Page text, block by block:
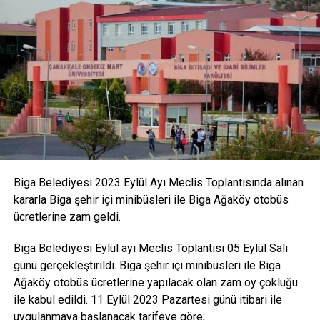
etmişti.
canakkaleninrehberi
Facebook
Mastodon
EmailShare
İLIŞKILI BAŞLIKLAR:
BIR SONRAKI
Sır Cinayeti Polis Çözdü!
KAÇIRMAYIN
Doğan Holding’ten Biga’ya 300 Kişilik Yurt
Biga Belediyesi 2023 Eylül Ayı Meclis Toplantısında alınan
kararla Biga şehir içi minibüsleri ile Biga Ağaköy otobüs
ücretlerine zam geldi.
Biga Belediyesi Eylül ayı Meclis Toplantısı 05 Eylül Salı
günü gerçekleştirildi. Biga şehir içi minibüsleri ile Biga
Ağaköy otobüs ücretlerine yapılacak olan zam oy çokluğu
ile kabul edildi. 11 Eylül 2023 Pazartesi günü itibari ile
uygulanmaya başlanacak tarifeye göre;